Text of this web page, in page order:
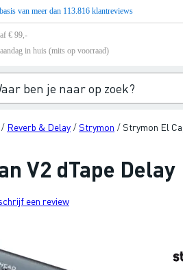
van meer dan 113.816 klantreviews
€ 99,-
in huis (mits op voorraad)
/ Reverb & Delay /Strymon /Strymon El
V2 dTape Delay
een review